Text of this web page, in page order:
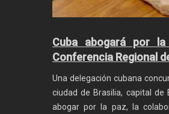
Cuba abogará por
Conferencia Regional
Una delegación cubana
ciudad de Brasilia, capital
abogar por la paz, la